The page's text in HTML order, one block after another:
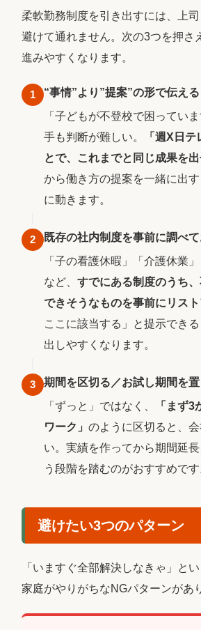
柔軟勤務制度を引き出すには、上
避けて通れません。次の3つを押さ
進みやすくなります。
1
“事情”より”提案”の形で伝える
「子どもが不登校で困ってい
手も判断が難しい。
「週X日
とで、これまでと同じ成果を出
から働き方の提案を一緒に出
に動きます。
2
既存の社内制度を事前に調べて
「子の看護休暇」「介護休業
など、 すでにある制度のうち
できそうなものを事前にリス
ここに該当する」と提示でき
出しやすくなります。
3
期間を区切る／お試し期間を置
「ずっと」ではなく、
「まず
ワーク」 のように区切ると、
い。実績を作ってから期間延
う段階を踏むのがおすすめです
避けたい3つのパターン
「いますぐ全部解決しなきゃ」と
家庭がやりがちなNGパターンがあ